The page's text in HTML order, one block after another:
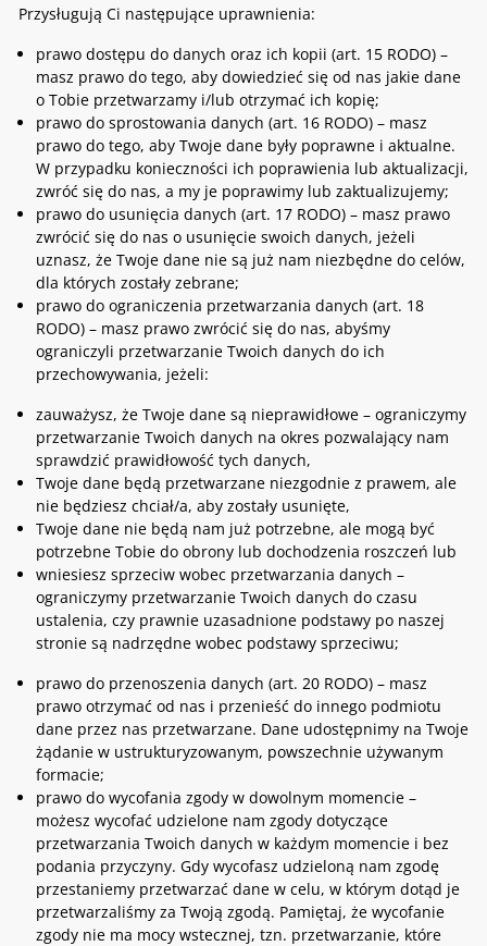
Przysługują Ci następujące uprawnienia:
prawo dostępu do danych oraz ich kopii (art. 15 RODO) –
masz prawo do tego, aby dowiedzieć się od nas jakie dane
o Tobie przetwarzamy i/lub otrzymać ich kopię;
prawo do sprostowania danych (art. 16 RODO) – masz
prawo do tego, aby Twoje dane były poprawne i aktualne.
W przypadku konieczności ich poprawienia lub aktualizacji,
zwróć się do nas, a my je poprawimy lub zaktualizujemy;
prawo do usunięcia danych (art. 17 RODO) – masz prawo
zwrócić się do nas o usunięcie swoich danych, jeżeli
uznasz, że Twoje dane nie są już nam niezbędne do celów,
dla których zostały zebrane;
prawo do ograniczenia przetwarzania danych (art. 18
RODO) – masz prawo zwrócić się do nas, abyśmy
ograniczyli przetwarzanie Twoich danych do ich
przechowywania, jeżeli:
zauważysz, że Twoje dane są nieprawidłowe – ograniczymy
przetwarzanie Twoich danych na okres pozwalający nam
sprawdzić prawidłowość tych danych,
Twoje dane będą przetwarzane niezgodnie z prawem, ale
nie będziesz chciał/a, aby zostały usunięte,
Twoje dane nie będą nam już potrzebne, ale mogą być
potrzebne Tobie do obrony lub dochodzenia roszczeń lub
wniesiesz sprzeciw wobec przetwarzania danych –
ograniczymy przetwarzanie Twoich danych do czasu
ustalenia, czy prawnie uzasadnione podstawy po naszej
stronie są nadrzędne wobec podstawy sprzeciwu;
prawo do przenoszenia danych (art. 20 RODO) – masz
prawo otrzymać od nas i przenieść do innego podmiotu
dane przez nas przetwarzane. Dane udostępnimy na Twoje
żądanie w ustrukturyzowanym, powszechnie używanym
formacie;
prawo do wycofania zgody w dowolnym momencie –
możesz wycofać udzielone nam zgody dotyczące
przetwarzania Twoich danych w każdym momencie i bez
podania przyczyny. Gdy wycofasz udzieloną nam zgodę
przestaniemy przetwarzać dane w celu, w którym dotąd je
przetwarzaliśmy za Twoją zgodą. Pamiętaj, że wycofanie
zgody nie ma mocy wstecznej, tzn. przetwarzanie, które